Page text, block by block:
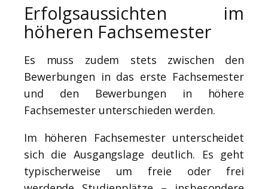
Erfolgsaussichten im
höheren Fachsemester
Es muss zudem stets zwischen den
Bewerbungen in das erste Fachsemester
und den Bewerbungen in höhere
Fachsemester unterschieden werden.
Im höheren Fachsemester unterscheidet
sich die Ausgangslage deutlich. Es geht
typischerweise um freie oder frei